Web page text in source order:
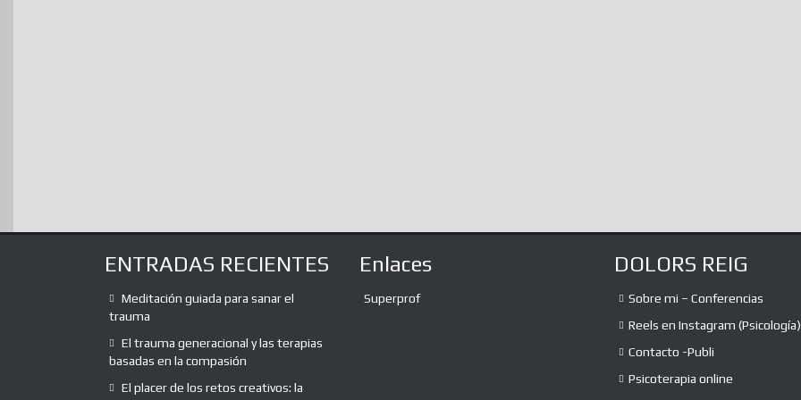
ENTRADAS RECIENTES
Meditación guiada para sanar el
trauma
El trauma generacional y las terapias
basadas en la compasión
El placer de los retos creativos: la
Enlaces
Superprof
DOLORS REIG
Sobre mi – Conferencias
Reels en Instagram (Psicología)
Contacto -Publi
Psicoterapia online